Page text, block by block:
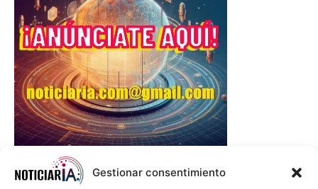
Gestionar consentimiento